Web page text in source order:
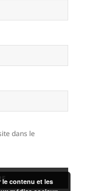
dans le
contenu et les